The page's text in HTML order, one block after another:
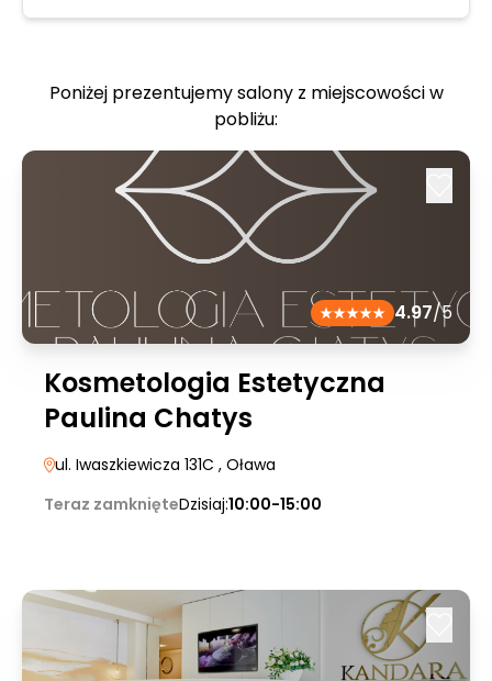
Poniżej prezentujemy salony z miejscowości w
pobliżu:
4.97/5
Kosmetologia Estetyczna
Paulina Chatys
ul. Iwaszkiewicza 131C , Oława
Teraz zamknięteDzisiaj:10:00-15:00